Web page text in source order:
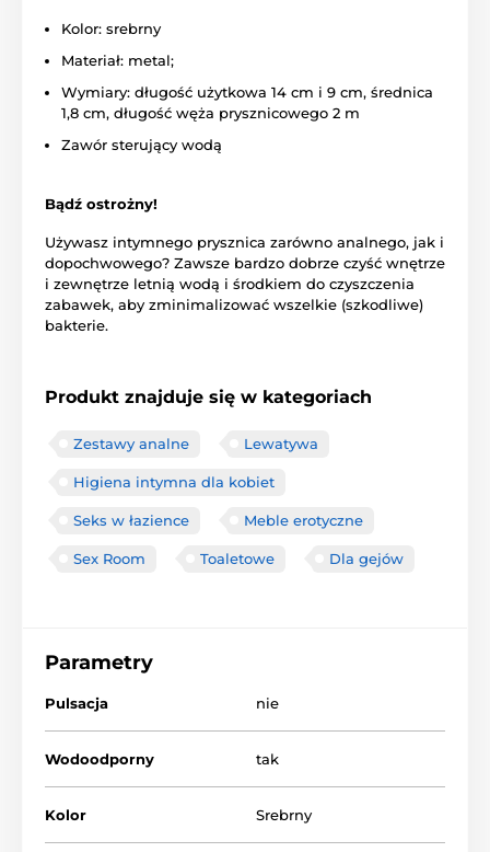
Kolor: srebrny
Materiał: metal;
Wymiary: długość użytkowa 14 cm i 9 cm, średnica
1,8 cm, długość węża prysznicowego 2 m
Zawór sterujący wodą
Bądź ostrożny!
Używasz intymnego prysznica zarówno analnego, jak i
dopochwowego? Zawsze bardzo dobrze czyść wnętrze
i zewnętrze letnią wodą i środkiem do czyszczenia
zabawek, aby zminimalizować wszelkie (szkodliwe)
bakterie.
Produkt znajduje się w kategoriach
Zestawy analne Lewatywa
Higiena intymna dla kobiet
Seks w łazience Meble erotyczne
Sex Room Toaletowe Dla gejów
Parametry
Pulsacja nie
Wodoodporny tak
Kolor Srebrny